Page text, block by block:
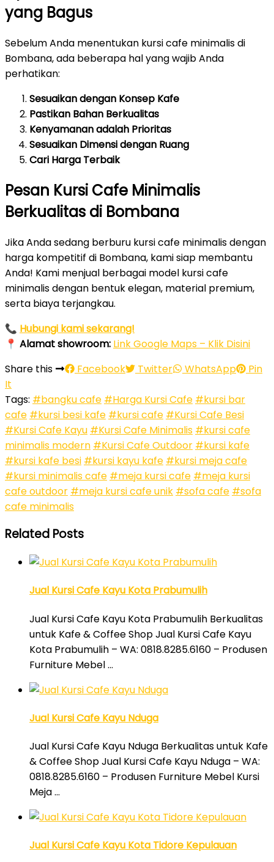
yang Bagus
Sebelum Anda menentukan kursi cafe minimalis di
Bombana, ada beberapa hal yang wajib Anda
perhatikan:
Sesuaikan dengan Konsep Kafe
Pastikan Bahan Berkualitas
Kenyamanan adalah Prioritas
Sesuaikan Dimensi dengan Ruang
Cari Harga Terbaik
Pesan Kursi Cafe Minimalis
Berkualitas di Bombana
Jika Anda sedang berburu kursi cafe minimalis dengan
harga kompetitif di Bombana, kami siap membantu
Anda! Kami menjual berbagai model kursi cafe
minimalis dengan bentuk elegan, material premium,
serta biaya terjangkau.
📞 Hubungi kami sekarang!
📍 Alamat showroom: Link Google Maps – Klik Disini
Share this
Facebook Twitter WhatsApp
Pin
It
Tags: #bangku cafe #Harga Kursi Cafe #kursi bar
cafe #kursi besi kafe #kursi cafe #Kursi Cafe Besi
#Kursi Cafe Kayu #Kursi Cafe Minimalis #kursi cafe
minimalis modern #Kursi Cafe Outdoor #kursi kafe
#kursi kafe besi #kursi kayu kafe #kursi meja cafe
#kursi minimalis cafe #meja kursi cafe #meja kursi
cafe outdoor #meja kursi cafe unik #sofa cafe #sofa
cafe minimalis
Related Posts
Jual Kursi Cafe Kayu Kota Prabumulih
Jual Kursi Cafe Kayu Kota Prabumulih Berkualitas
untuk Kafe & Coffee Shop Jual Kursi Cafe Kayu
Kota Prabumulih – WA: 0818.8285.6160 – Produsen
Furniture Mebel …
Jual Kursi Cafe Kayu Nduga
Jual Kursi Cafe Kayu Nduga Berkualitas untuk Kafe
& Coffee Shop Jual Kursi Cafe Kayu Nduga – WA:
0818.8285.6160 – Produsen Furniture Mebel Kursi
Meja …
Jual Kursi Cafe Kayu Kota Tidore Kepulauan